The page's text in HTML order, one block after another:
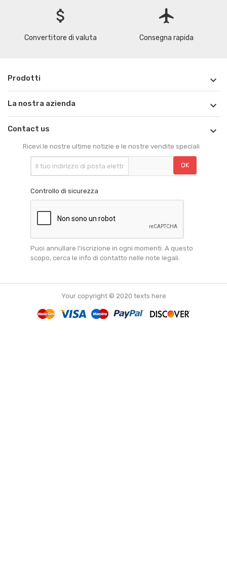
attach_money
Convertitore di valuta
flight
Consegna rapida
Prodotti 
La nostra azienda 
Contact us 
Ricevi le nostre ultime notizie e le nostre vendite speciali
Controllo di sicurezza
Puoi annullare l'iscrizione in ogni momenti. A questo
scopo, cerca le info di contatto nelle note legali.
Your copyright © 2020 texts here